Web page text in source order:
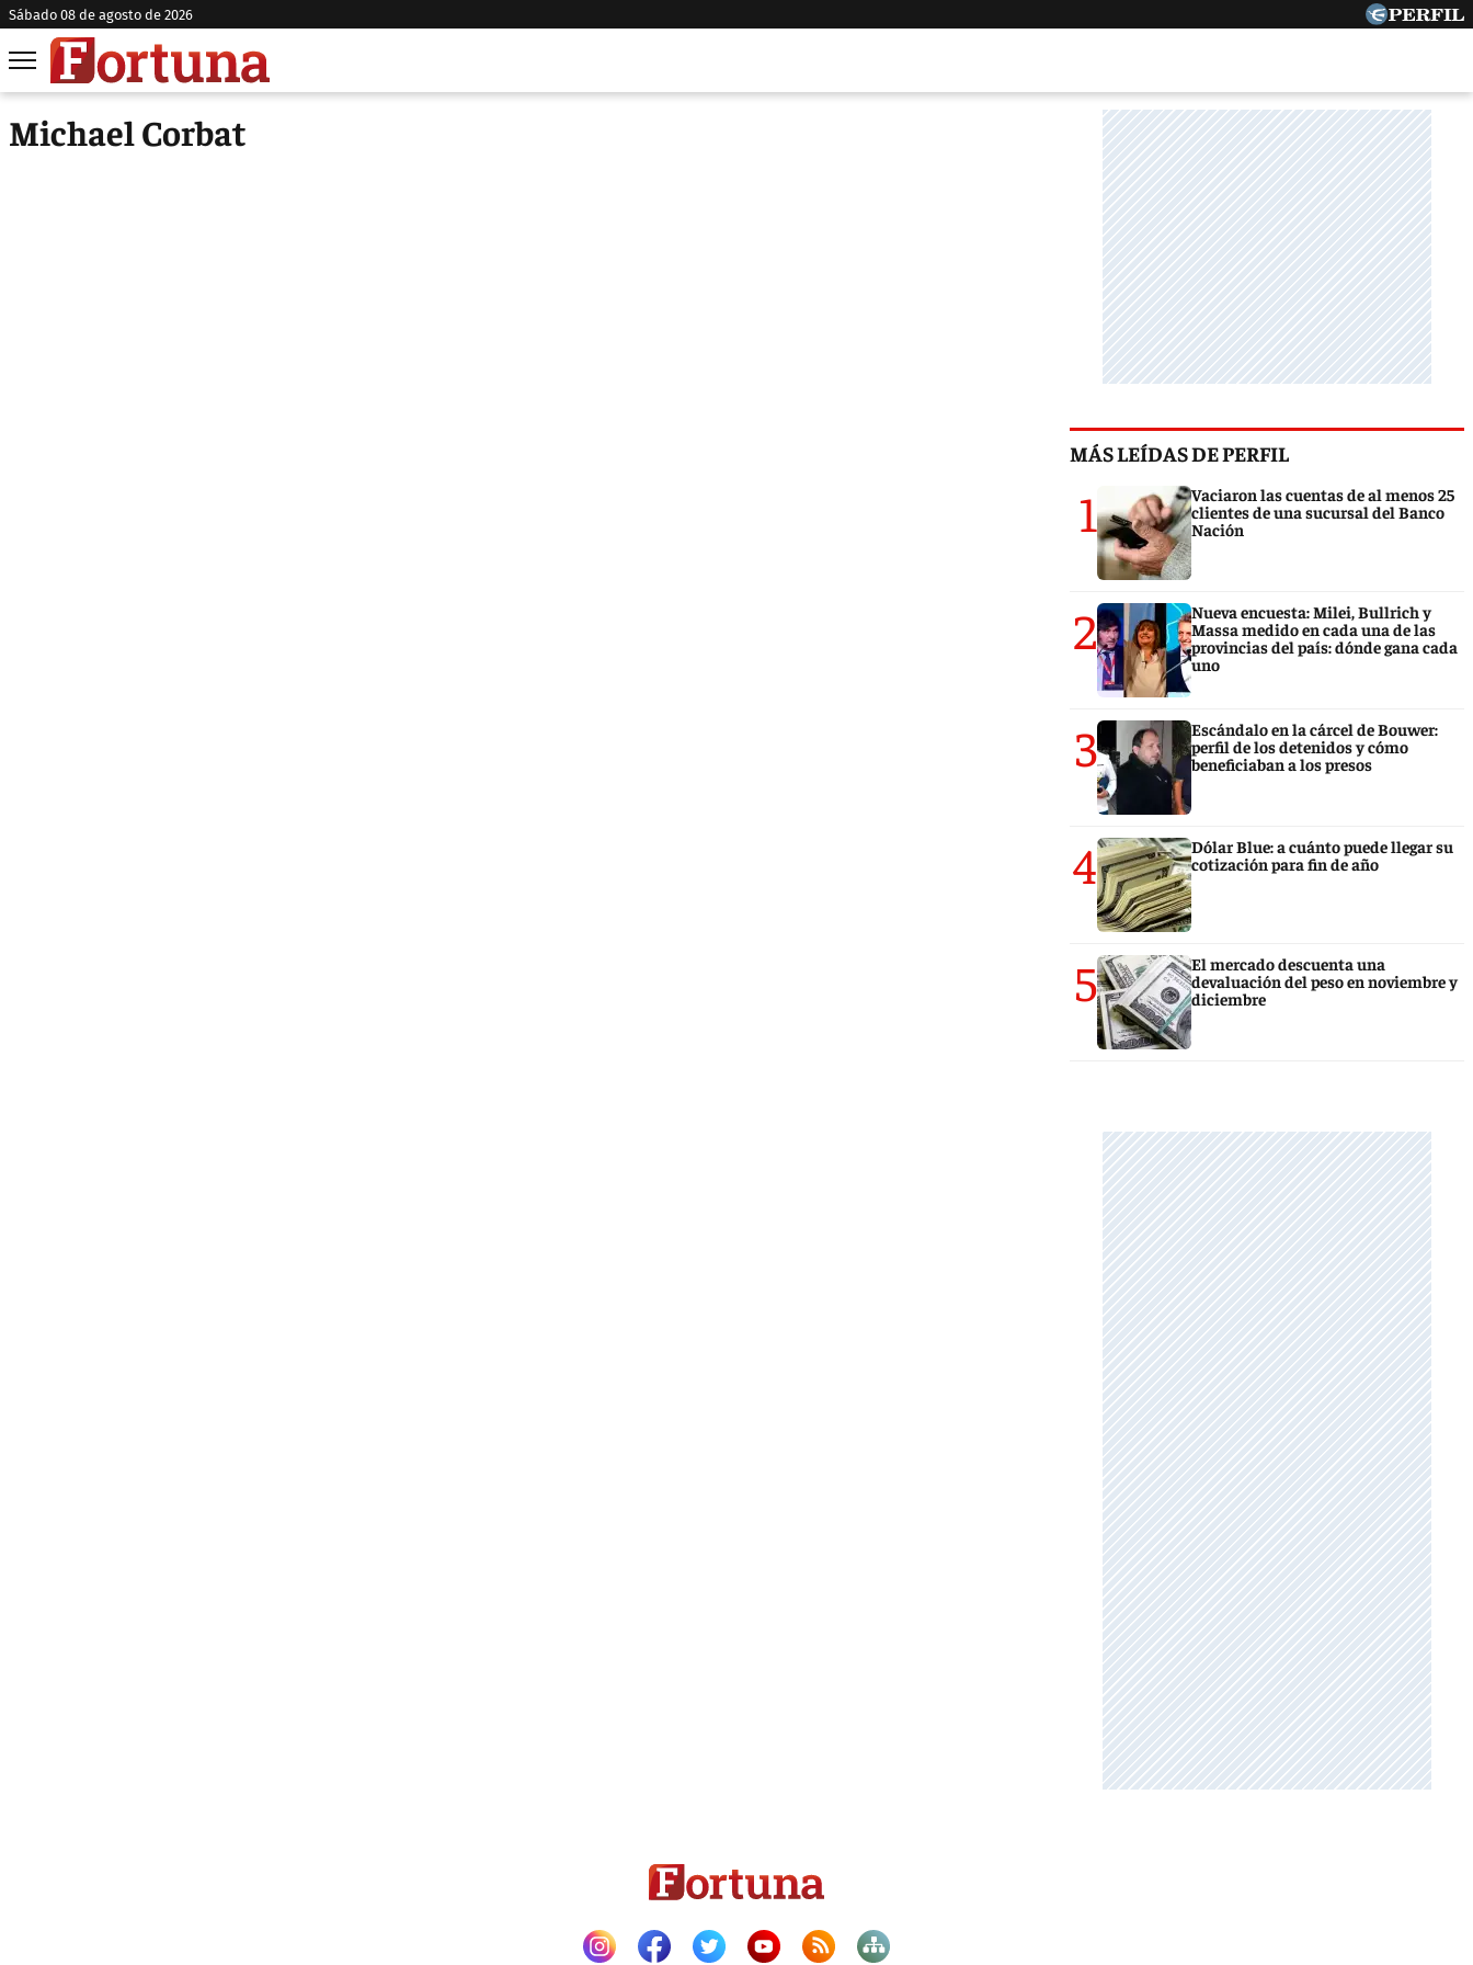
sábado 08 de agosto de 2026
Michael Corbat
MÁS LEÍDAS DE PERFIL
1
Vaciaron las cuentas de al menos 25
clientes de una sucursal del Banco
Nación
2
Nueva encuesta: Milei, Bullrich y
Massa medido en cada una de las
provincias del país: dónde gana cada
uno
3
Escándalo en la cárcel de Bouwer:
perfil de los detenidos y cómo
beneficiaban a los presos
4
Dólar Blue: a cuánto puede llegar su
cotización para fin de año
5
El mercado descuenta una
devaluación del peso en noviembre y
diciembre